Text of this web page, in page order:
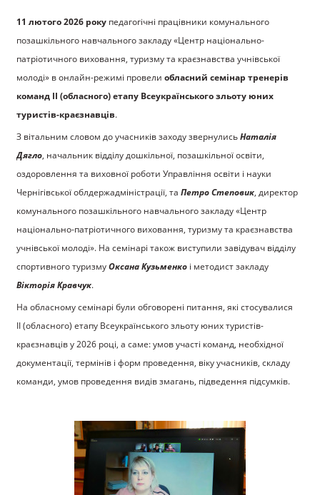
11 лютого 2026 року педагогічні працівники комунального
позашкільного навчального закладу «Центр національно-
патріотичного виховання, туризму та краєзнавства учнівської
молоді» в онлайн-режимі провели обласний семінар тренерів
команд ІІ (обласного) етапу Всеукраїнського зльоту юних
туристів-краєзнавців.
З вітальним словом до учасників заходу звернулись Наталія
Дягло, начальник відділу дошкільної, позашкільної освіти,
оздоровлення та виховної роботи Управління освіти і науки
Чернігівської облдержадміністрації, та Петро Степовик, директор
комунального позашкільного навчального закладу «Центр
національно-патріотичного виховання, туризму та краєзнавства
учнівської молоді». На семінарі також виступили завідувач відділу
спортивного туризму Оксана Кузьменко і методист закладу
Вікторія Кравчук.
На обласному семінарі були обговорені питання, які стосувалися
ІІ (обласного) етапу Всеукраїнського зльоту юних туристів-
краєзнавців у 2026 році, а саме: умов участі команд, необхідної
документації, термінів і форм проведення, віку учасників, складу
команди, умов проведення видів змагань, підведення підсумків.